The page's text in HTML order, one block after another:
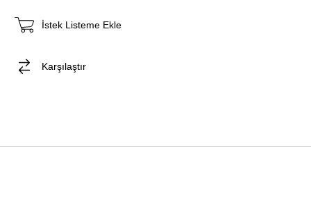
İstek Listeme Ekle
Karşılaştır